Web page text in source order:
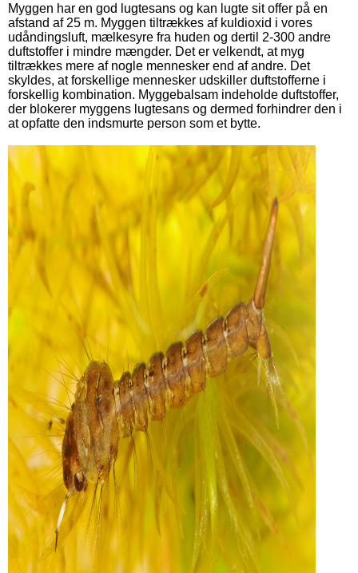
Myggen har en god lugtesans og kan lugte sit offer på en
afstand af 25 m. Myggen tiltrækkes af kuldioxid i vores
udåndings­luft, mælkesyre fra huden og dertil 2-300 andre
duftstoffer i mindre mængder. Det er velkendt, at myg
tiltrækkes mere af nogle mennesker end af andre. Det
skyldes, at forskellige mennesker udskiller duftstofferne i
forskellig kombination. Myggebalsam indeholde duftstoffer,
der blokerer myggens lugtesans og dermed forhindrer den i
at opfatte den indsmurte person som et bytte.